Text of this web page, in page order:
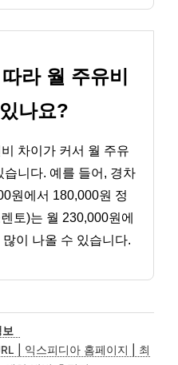
라 월 주유비
나요?
차이가 커서 월 주유
니다. 예를 들어, 경차
원에서 180,000원 정
토)는 월 230,000원에
이 나올 수 있습니다.
| 익스피디아 홈페이지 | 최